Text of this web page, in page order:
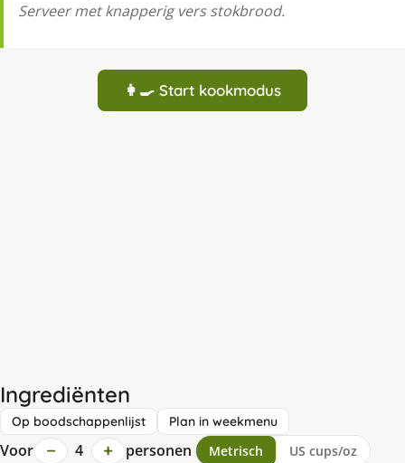
Serveer met knapperig vers stokbrood.
👩‍🍳 Start kookmodus
Ingrediënten
Op boodschappenlijst Plan in weekmenu
Voor − 4 + personen Metrisch US cups/oz